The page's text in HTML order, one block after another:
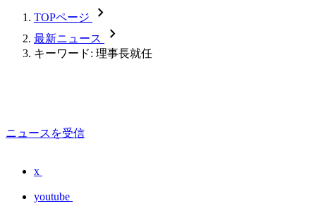
TOPページ chevron_forward
最新ニュース chevron_forward
キーワード: 理事長就任
ニュースを受信
x
youtube